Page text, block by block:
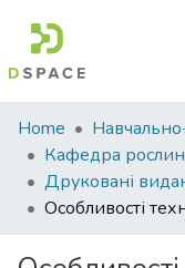
Communities
&
Collections
Home
Кафедра